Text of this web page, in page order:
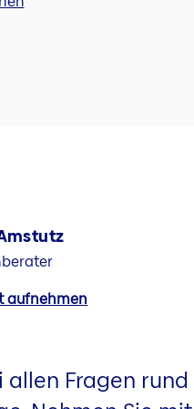
aufnehmen
Fragen